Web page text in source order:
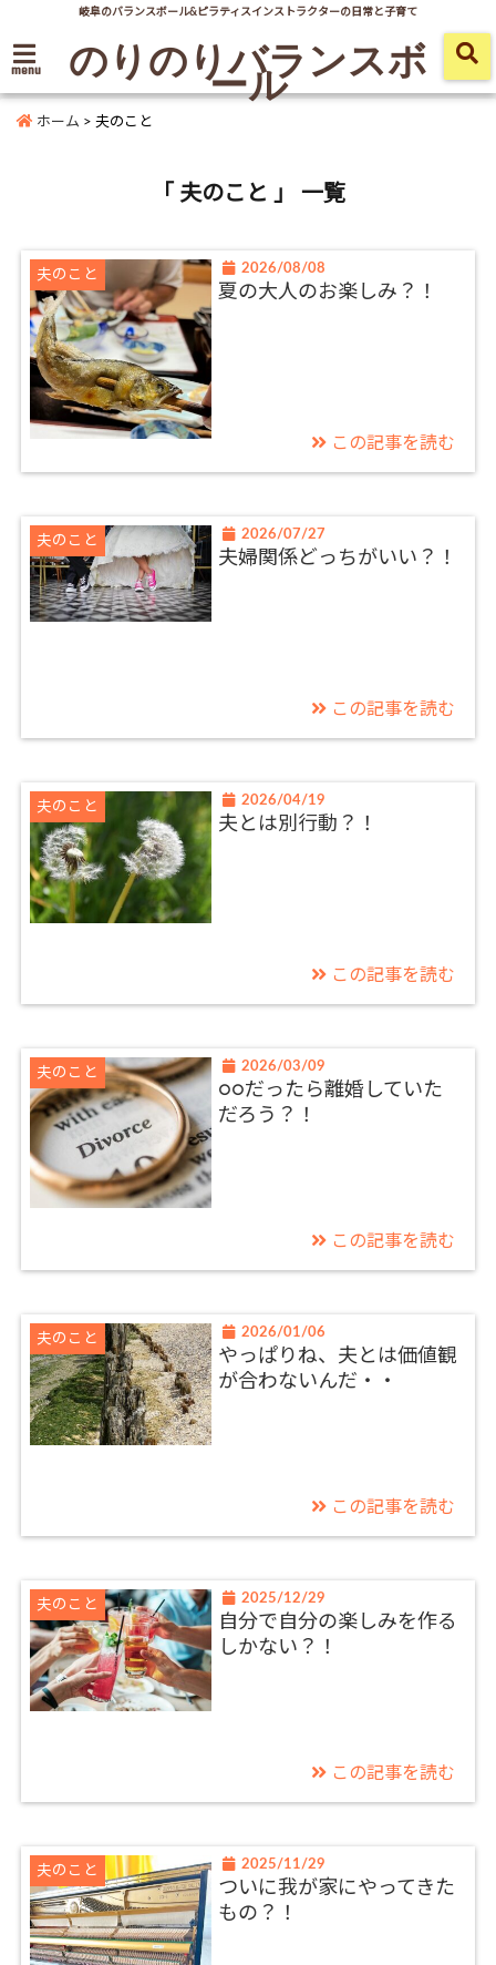
岐阜のバランスボール&ピラティスインストラクターの日常と子育て
menu のりのりバランスボ
ール
ホーム > 夫のこと
「 夫のこと 」 一覧
夫のこと 2026/08/08
夏の大人のお楽しみ？！
この記事を読む
夫のこと 2026/07/27
夫婦関係どっちがいい？！
この記事を読む
夫のこと 2026/04/19
夫とは別行動？！
この記事を読む
夫のこと 2026/03/09
○○だったら離婚していた
だろう？！
この記事を読む
夫のこと 2026/01/06
やっぱりね、夫とは価値観
が合わないんだ・・
この記事を読む
夫のこと 2025/12/29
自分で自分の楽しみを作る
しかない？！
この記事を読む
夫のこと 2025/11/29
ついに我が家にやってきた
もの？！